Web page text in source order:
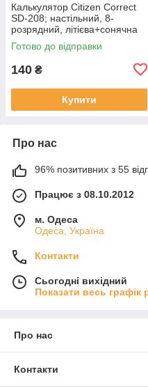
Калькулятор Citizen Correct
SD-208; настільний, 8-
розрядний, літієва+сонячна
батарея, 138х103x24 мм
Готово до відправки
140 ₴
Купити
Про нас
96% позитивних з 55
Працює з 08.10.2012
м. Одеса
Одеса, Україна
Контакти
Сьогодні вихідний
Показати весь графік
Про нас
Контакти